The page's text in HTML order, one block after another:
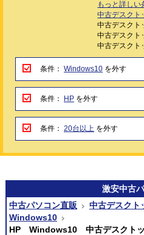
もっと詳しい
中古デスクト
中古デスク
中古デスクト
中古デスク
条件： Windows10 を外す
条件： HP を外す
条件： 20台以上 を外す
激安中古
中古パソコン直販
中古デスクト
Windows10
HP Windows10 中古デスクト